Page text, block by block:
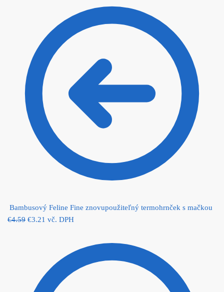
Bambusový Feline Fine znovupoužiteľný termohrnček s mačkou
€4.59 Original price was: €4.59.
€3.21 Current price is: €3.21.
vč. DPH